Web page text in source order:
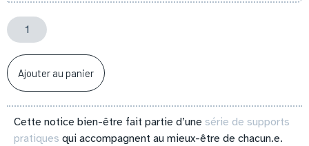
Ajouter au panier
Cette notice bien-être fait partie d’une série de supports
pratiques qui accompagnent au mieux-être de chacun.e.